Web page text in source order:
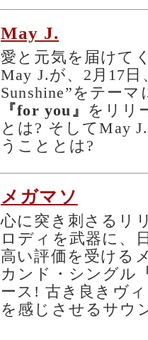
May J.
愛と元気を届けて
May J.が、2月17日
Sunshine”をテー
『for you』 をリリ
とは? そしてMay
うこととは?
メガマソ
心に突き刺さるリ
ロディを武器に、
高い評価を受ける
カンド・シングル
ース! 古き良きヴ
を感じさせるサウ